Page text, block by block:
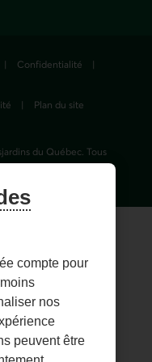
Confidentialité
Plan du site
du Québec. Tous
compte pour
nos
peuvent être